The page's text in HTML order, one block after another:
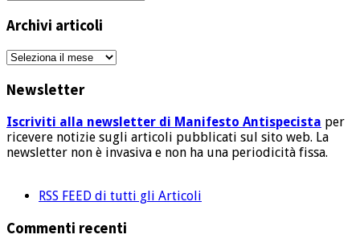
Archivi articoli
Archivi
Newsletter
Iscriviti alla newsletter di Manifesto Antispecista per
ricevere notizie sugli articoli pubblicati sul sito web. La
newsletter non è invasiva e non ha una periodicità fissa.
RSS FEED di tutti gli Articoli
Commenti recenti